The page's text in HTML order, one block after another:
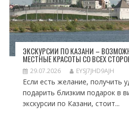
ЭКСКУРСИИ ПО КАЗАНИ –
МЕСТНЫЕ КРАСОТЫ СО ВСЕХ
29.07.2026 EYSJ7JHD9AJH
Если есть желание, получить
подарить близким подарок в
экскурсии по Казани, стоит...